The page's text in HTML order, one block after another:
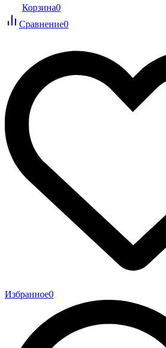
Корзина0
Сравнение0
Избранное0